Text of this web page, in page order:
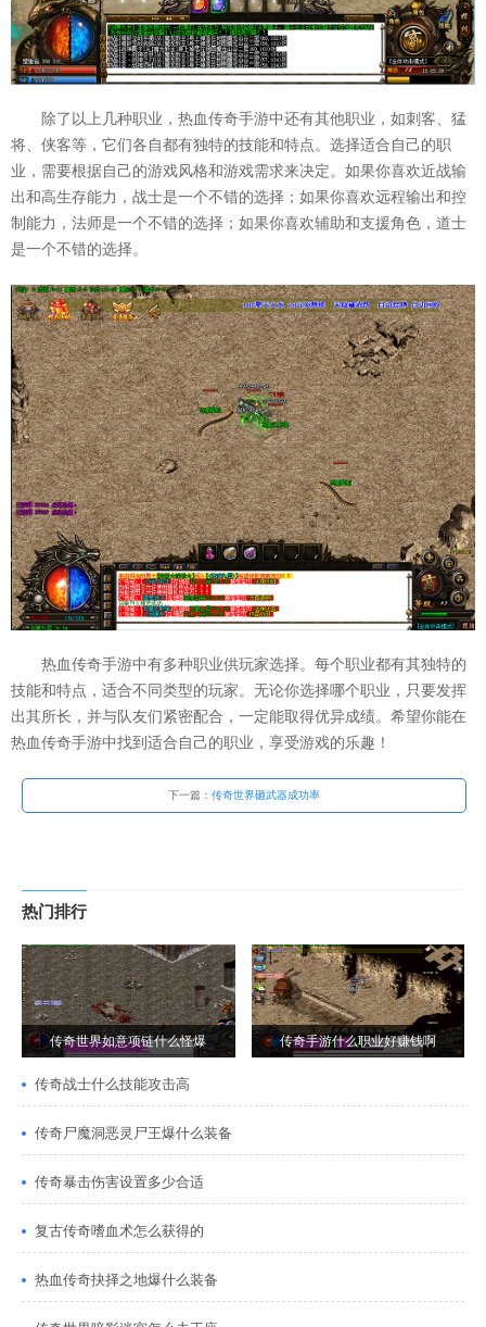
除了以上几种职业，热血传奇手游中还有其他职业，如刺客、猛
将、侠客等，它们各自都有独特的技能和特点。选择适合自己的职
业，需要根据自己的游戏风格和游戏需求来决定。如果你喜欢近战输
出和高生存能力，战士是一个不错的选择；如果你喜欢远程输出和控
制能力，法师是一个不错的选择；如果你喜欢辅助和支援角色，道士
是一个不错的选择。
热血传奇手游中有多种职业供玩家选择。每个职业都有其独特的
技能和特点，适合不同类型的玩家。无论你选择哪个职业，只要发挥
出其所长，并与队友们紧密配合，一定能取得优异成绩。希望你能在
热血传奇手游中找到适合自己的职业，享受游戏的乐趣！
下一篇： 传奇世界砸武器成功率
热门排行
传奇世界如意项链什么怪爆 传奇手游什么职业好赚钱啊
传奇战士什么技能攻击高
传奇尸魔洞恶灵尸王爆什么装备
传奇暴击伤害设置多少合适
复古传奇嗜血术怎么获得的
热血传奇抉择之地爆什么装备